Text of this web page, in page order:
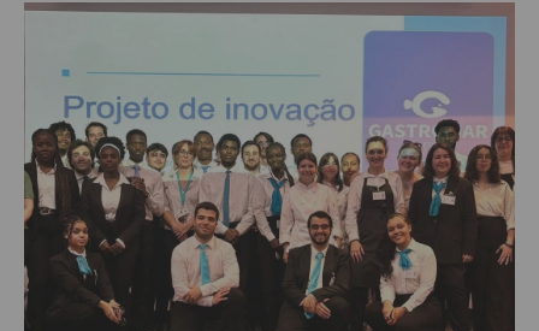
/ Proyecto Gastromar: Conservas creativas y sostenibles con sabor algarvío